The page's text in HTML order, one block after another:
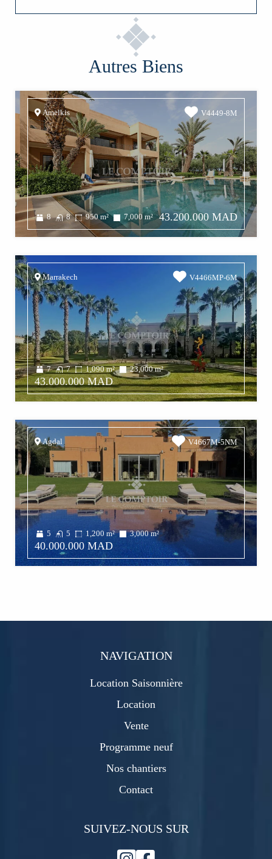
Autres Biens
Amelkis V4449-8M
8 8 950 m² 7,000 m² 43.200.000 MAD
Marrakech V4466MP-6M
7 7 1,090 m² 23,000 m²
43.000.000 MAD
Agdal V4667M-5NM
5 5 1,200 m² 3,000 m²
40.000.000 MAD
NAVIGATION
Location Saisonnière
Location
Vente
Programme neuf
Nos chantiers
Contact
SUIVEZ-NOUS SUR